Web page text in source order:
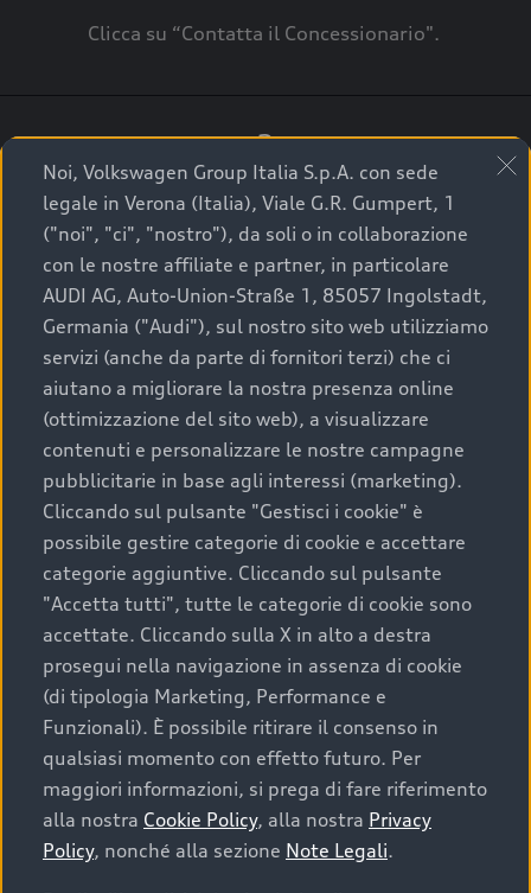
Clicca su “Contatta il Concessionario".
3
A breve verrai ricontattato dal Customer Care
Audi Center o direttamente dal Concessionario
che ti supporterà per finalizzare la tua richiesta.
La qualità di acquistare
un’auto usata Audi
Scegliere un’auto usata è una decisione che coniuga
convenienza, affidabilità e sostenibilità. Per fare un
acquisto sicuro, è essenziale considerare aspetti
determinanti come la garanzia inclusa e l’affidabilità del
marchio. Audi offre l’auto usata perfetta tramite Audi
Prima Scelta :plus
Cosa sapere prima di
acquistare la tua prossima
auto
Noi, Volkswagen Group Italia S.p.A. con sede
legale in Verona (Italia), Viale G.R. Gumpert, 1
("noi", "ci", "nostro"), da soli o in collaborazione
con le nostre affiliate e partner, in particolare
AUDI AG, Auto-Union-Straße 1, 85057 Ingolstadt,
Germania ("Audi"), sul nostro sito web utilizziamo
servizi (anche da parte di fornitori terzi) che ci
aiutano a migliorare la nostra presenza online
(ottimizzazione del sito web), a visualizzare
contenuti e personalizzare le nostre campagne
pubblicitarie in base agli interessi (marketing).
Cliccando sul pulsante "Gestisci i cookie" è
possibile gestire categorie di cookie e accettare
categorie aggiuntive. Cliccando sul pulsante
"Accetta tutti", tutte le categorie di cookie sono
accettate. Cliccando sulla X in alto a destra
prosegui nella navigazione in assenza di cookie
(di tipologia Marketing, Performance e
Funzionali). È possibile ritirare il consenso in
qualsiasi momento con effetto futuro. Per
maggiori informazioni, si prega di fare riferimento
alla nostra Cookie Policy, alla nostra Privacy
Policy, nonché alla sezione Note Legali.